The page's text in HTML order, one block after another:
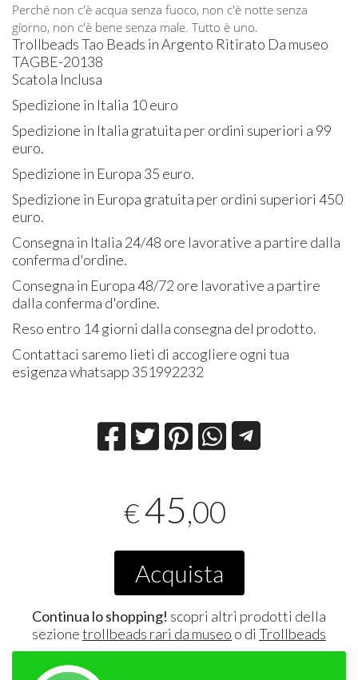
Perché non c'è acqua senza fuoco, non c'è notte senza
giorno, non c'è bene senza male. Tutto è uno.
Trollbeads Tao Beads in Argento Ritirato Da museo
TAGBE-20138
Scatola Inclusa
Spedizione in Italia 10 euro
Spedizione in Italia gratuita per ordini superiori a 99
euro.
Spedizione in Europa 35 euro.
Spedizione in Europa gratuita per ordini superiori 450
euro.
Consegna in Italia 24/48 ore lavorative a partire dalla
conferma d'ordine.
Consegna in Europa 48/72 ore lavorative a partire
dalla conferma d'ordine.
Reso entro 14 giorni dalla consegna del prodotto.
Contattaci saremo lieti di accogliere ogni tua
esigenza whatsapp 351992232
€45,00
Acquista
Continua lo shopping! scopri altri prodotti della
sezionetrollbeads rari da museo o di Trollbeads